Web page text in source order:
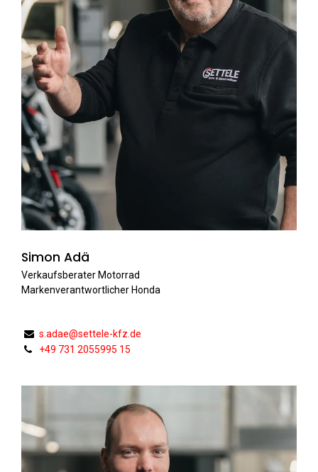
Simon Adä
Verkaufsberater Motorrad
Markenverantwortlicher Honda
s.adae@settele-kfz.de
+49 731 2055995 15